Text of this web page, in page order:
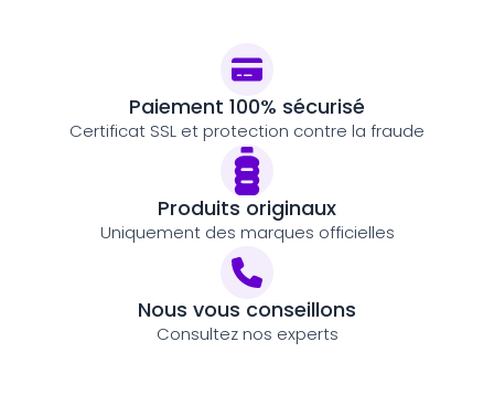
Paiement 100% sécurisé
Certificat SSL et protection contre la fraude
Produits originaux
Uniquement des marques officielles
Nous vous conseillons
Consultez nos experts